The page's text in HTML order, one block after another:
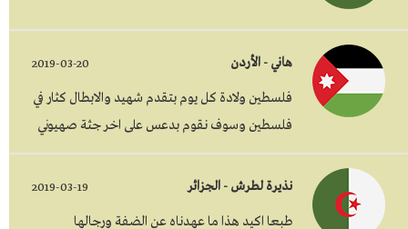
هاني - الأردن 2019-03-20
فلسطين ولادة كل يوم بتقدم شهيد والابطال كثار في
فلسطين وسوف نقوم بدعس على اخر جثة صهيوني
نذيرة لطرش - الجزائر 2019-03-19
طبعا اكيد هذا ما عهدناه عن الضفة ورجالها